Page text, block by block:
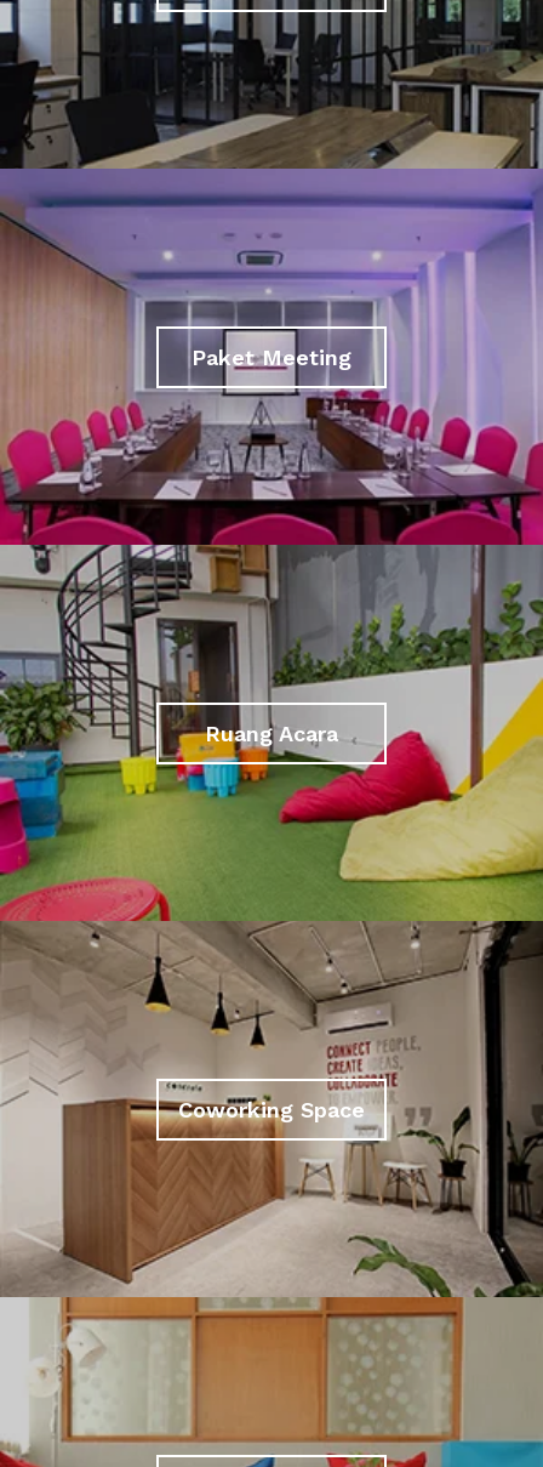
Paket Meeting
Ruang Acara
Coworking Space